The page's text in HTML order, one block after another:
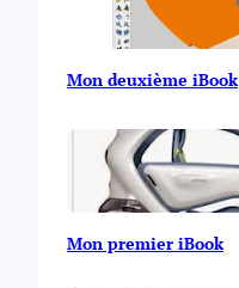
Mon deuxième iBook
Mon premier iBook